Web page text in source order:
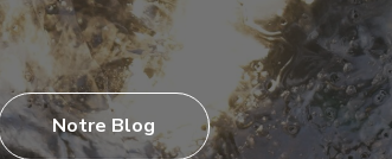
Notre Blog